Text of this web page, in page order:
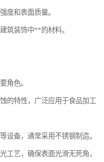
度和表面质量。
筑装饰中**的材料。
角色。
的特性，广泛应用于食品加工
设备，通常采用不锈钢制造。
工艺，确保表面光滑无死角，